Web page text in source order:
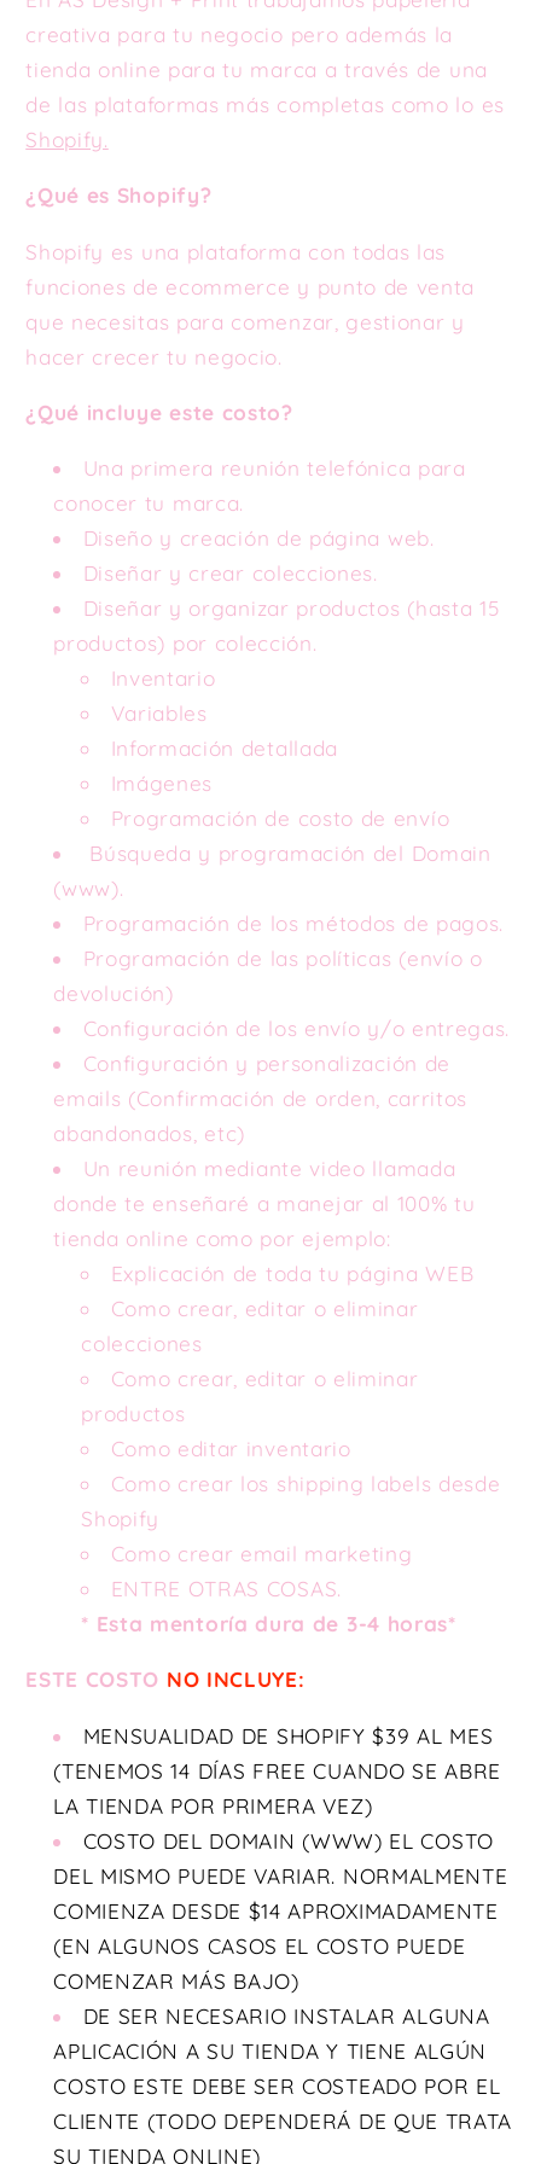
creativa para tu negocio pero además la
tienda online para tu marca a través de una
de las plataformas más completas como lo es
Shopify.
¿Qué es Shopify?
Shopify es una plataforma con todas las
funciones de ecommerce y punto de venta
que necesitas para comenzar, gestionar y
hacer crecer tu negocio.
¿Qué incluye este costo?
Una primera reunión telefónica para
conocer tu marca.
Diseño y creación de página web.
Diseñar y crear colecciones.
Diseñar y organizar productos (hasta 15
productos) por colección.
Inventario
Variables
Información detallada
Imágenes
Programación de costo de envío
Búsqueda y programación del Domain
(www).
Programación de los métodos de pagos.
Programación de las políticas (envío o
devolución)
Configuración de los envío y/o entregas.
Configuración y personalización de
emails (Confirmación de orden, carritos
abandonados, etc)
Un reunión mediante video llamada
donde te enseñaré a manejar al 100% tu
tienda online como por ejemplo:
Explicación de toda tu página WEB
Como crear, editar o eliminar
colecciones
Como crear, editar o eliminar
productos
Como editar inventario
Como crear los shipping labels desde
Shopify
Como crear email marketing
ENTRE OTRAS COSAS.
* Esta mentoría dura de 3-4 horas*
ESTE COSTO NO INCLUYE:
MENSUALIDAD DE SHOPIFY $39 AL MES
(TENEMOS 14 DÍAS FREE CUANDO SE ABRE
LA TIENDA POR PRIMERA VEZ)
COSTO DEL DOMAIN (WWW) EL COSTO
DEL MISMO PUEDE VARIAR. NORMALMENTE
COMIENZA DESDE $14 APROXIMADAMENTE
(EN ALGUNOS CASOS EL COSTO PUEDE
COMENZAR MÁS BAJO)
DE SER NECESARIO INSTALAR ALGUNA
APLICACIÓN A SU TIENDA Y TIENE ALGÚN
COSTO ESTE DEBE SER COSTEADO POR EL
CLIENTE (TODO DEPENDERÁ DE QUE TRATA
SU TIENDA ONLINE)